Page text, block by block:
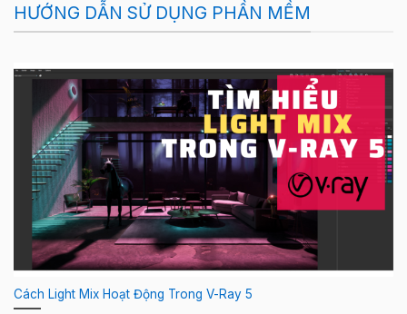
HƯỚNG DẪN SỬ DỤNG PHẦN MỀM
Cách Light Mix Hoạt Động Trong V-Ray 5